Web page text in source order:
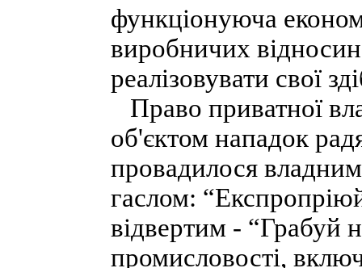
функціонуюча
виробничих
реалізовувати свої
Право приватної
об'єктом нападок
провадилося
гаслом:
відвертим - “Грабуй
промисловості,